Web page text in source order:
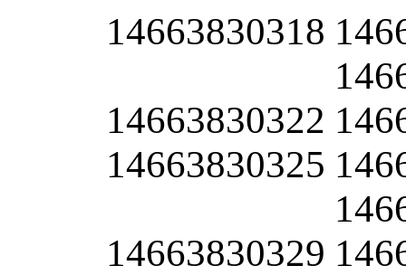
14663830318
14663830322
14663830325
14663830329